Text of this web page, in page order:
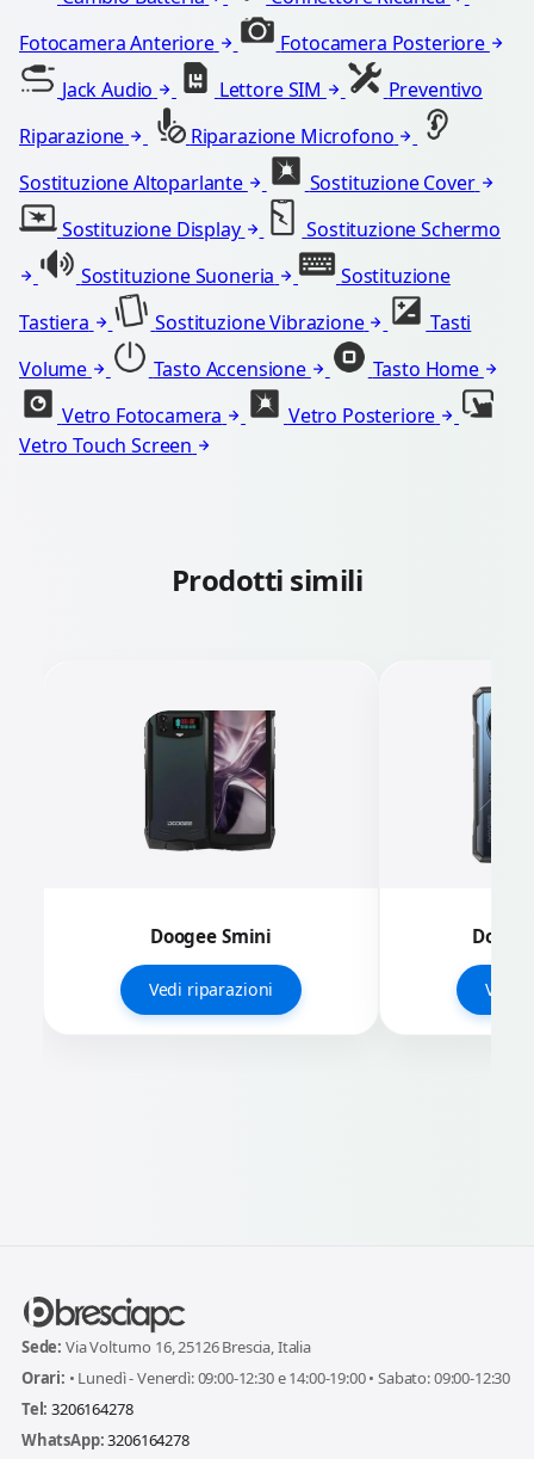
Fotocamera Anteriore
Fotocamera Posteriore
Jack Audio
Lettore SIM
Preventivo
Riparazione
Riparazione Microfono
Sostituzione Altoparlante
Sostituzione Cover
Sostituzione Display
Sostituzione Schermo
Sostituzione Suoneria
Sostituzione
Tastiera
Sostituzione Vibrazione
Tasti
Volume
Tasto Accensione
Tasto Home
Vetro Fotocamera
Vetro Posteriore
Vetro Touch Screen
Prodotti simili
Doogee Smini
Vedi riparazioni Vedi
Sede: Via Volturno 16, 25126 Brescia, Italia
Orari: • Lunedì - Venerdì: 09:00-12:30 e 14:00-19:00 • Sabato: 09:00-12:30
Tel: 3206164278
WhatsApp:3206164278